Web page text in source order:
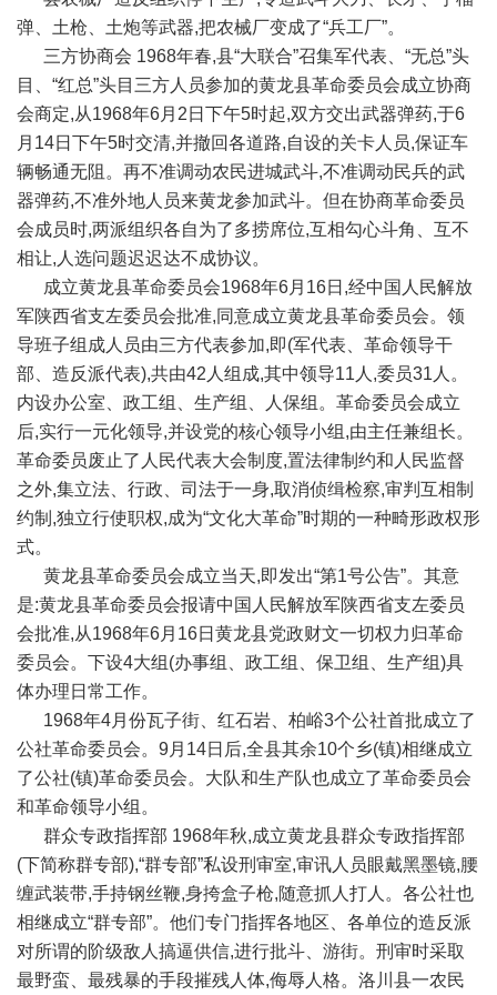
弹、土枪、土炮等武器,把农械厂变成了“兵工厂”。
三方协商会 1968年春,县“大联合”召集军代表、“无总”头
目、“红总”头目三方人员参加的黄龙县革命委员会成立协商
会商定,从1968年6月2日下午5时起,双方交出武器弹药,于6
月14日下午5时交清,并撤回各道路,自设的关卡人员,保证车
辆畅通无阻。再不准调动农民进城武斗,不准调动民兵的武
器弹药,不准外地人员来黄龙参加武斗。但在协商革命委员
会成员时,两派组织各自为了多捞席位,互相勾心斗角、互不
相让,人选问题迟迟达不成协议。
成立黄龙县革命委员会1968年6月16日,经中国人民解放
军陕西省支左委员会批准,同意成立黄龙县革命委员会。领
导班子组成人员由三方代表参加,即(军代表、革命领导干
部、造反派代表),共由42人组成,其中领导11人,委员31人。
内设办公室、政工组、生产组、人保组。革命委员会成立
后,实行一元化领导,并设党的核心领导小组,由主任兼组长。
革命委员废止了人民代表大会制度,置法律制约和人民监督
之外,集立法、行政、司法于一身,取消侦缉检察,审判互相制
约制,独立行使职权,成为“文化大革命”时期的一种畸形政权形
式。
黄龙县革命委员会成立当天,即发出“第1号公告”。其意
是:黄龙县革命委员会报请中国人民解放军陕西省支左委员
会批准,从1968年6月16日黄龙县党政财文一切权力归革命
委员会。下设4大组(办事组、政工组、保卫组、生产组)具
体办理日常工作。
1968年4月份瓦子街、红石岩、柏峪3个公社首批成立了
公社革命委员会。9月14日后,全县其余10个乡(镇)相继成立
了公社(镇)革命委员会。大队和生产队也成立了革命委员会
和革命领导小组。
群众专政指挥部 1968年秋,成立黄龙县群众专政指挥部
(下简称群专部),“群专部”私设刑审室,审讯人员眼戴黑墨镜,腰
缠武装带,手持钢丝鞭,身挎盒子枪,随意抓人打人。各公社也
相继成立“群专部”。他们专门指挥各地区、各单位的造反派
对所谓的阶级敌人搞逼供信,进行批斗、游街。刑审时采取
最野蛮、最残暴的手段摧残人体,侮辱人格。洛川县一农民